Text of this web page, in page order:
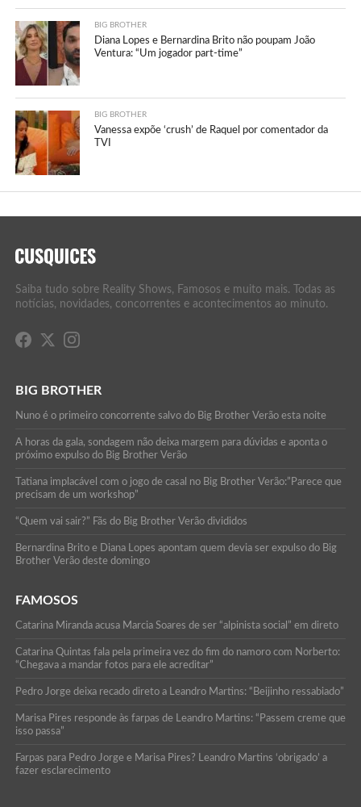
BIG BROTHER
Diana Lopes e Bernardina Brito não poupam João
Ventura: “Um jogador part-time”
BIG BROTHER
Vanessa expõe ‘crush’ de Raquel por comentador da
TVI
Saiba tudo sobre Reality Shows, Famosos e muito mais. Todas as
notícias, novidades, concorrentes e acontecimentos ao minuto.
BIG BROTHER
Nuno é o primeiro concorrente salvo do Big Brother Verão esta noite
A horas da gala, sondagem não deixa margem para dúvidas e aponta o
próximo expulso do Big Brother Verão
Tatiana implacável com o jogo de casal no Big Brother Verão:”Parece que
precisam de um workshop”
“Quem vai sair?” Fãs do Big Brother Verão divididos
Bernardina Brito e Diana Lopes apontam quem devia ser expulso do Big
Brother Verão deste domingo
FAMOSOS
Catarina Miranda acusa Marcia Soares de ser “alpinista social” em direto
Catarina Quintas fala pela primeira vez do fim do namoro com Norberto:
“Chegava a mandar fotos para ele acreditar”
Pedro Jorge deixa recado direto a Leandro Martins: “Beijinho ressabiado”
Marisa Pires responde às farpas de Leandro Martins: “Passem creme que
isso passa”
Farpas para Pedro Jorge e Marisa Pires? Leandro Martins ‘obrigado’ a
fazer esclarecimento